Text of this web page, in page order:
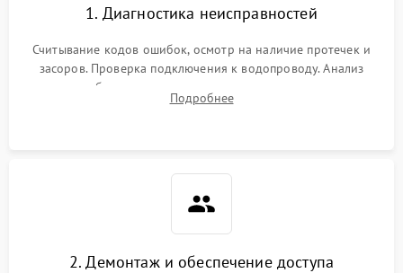
циркуляционным насосом
2100 ₽ Подробнее →
1. Диагностика неисправностей
Считывание кодов ошибок, осмотр на наличие протечек и
засоров. Проверка подключения к водопроводу. Анализ
жалоб на отсутствие слива, нагрева, вращения
разбрызгивателей или срабатывание системы защиты
Подробнее
2. Демонтаж и обеспечение доступа